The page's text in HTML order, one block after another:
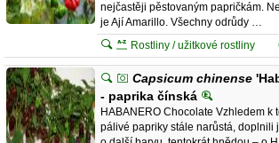
nejčastěji pěstovaným papričkám.
je Ají Amarillo. Všechny odrůdy …
Rostliny / užitkové rostliny
Capsicum chinense
- paprika čínská
HABANERO Chocolate Vzhledem k
pálivé papriky stále narůstá, doplnili